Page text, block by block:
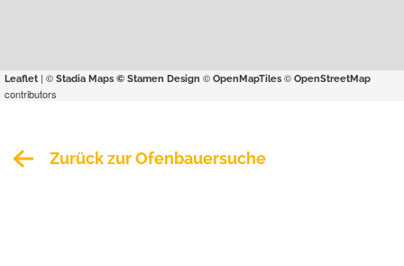
Leaflet | © Stadia Maps © Stamen Design © OpenMapTiles © OpenStreetMap
contributors
Zurück zur Ofenbauersuche